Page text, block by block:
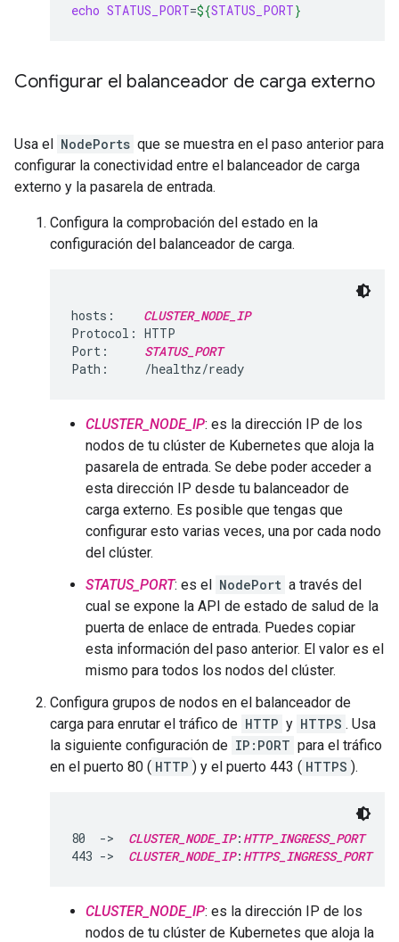
echo STATUS_PORT=${STATUS_PORT}
Configurar el balanceador de carga externo
Usa el NodePorts que se muestra en el paso anterior para
configurar la conectividad entre el balanceador de carga
externo y la pasarela de entrada.
Configura la comprobación del estado en la
configuración del balanceador de carga.
hosts: CLUSTER_NODE_IP
Protocol: HTTP
Port: STATUS_PORT
CLUSTER_NODE_IP: es la dirección IP de los
nodos de tu clúster de Kubernetes que aloja la
pasarela de entrada. Se debe poder acceder a
esta dirección IP desde tu balanceador de
carga externo. Es posible que tengas que
configurar esto varias veces, una por cada nodo
del clúster.
STATUS_PORT: es el NodePort a través del
cual se expone la API de estado de salud de la
puerta de enlace de entrada. Puedes copiar
esta información del paso anterior. El valor es el
mismo para todos los nodos del clúster.
Configura grupos de nodos en el balanceador de
carga para enrutar el tráfico de HTTP y HTTPS . Usa
la siguiente configuración de IP:PORT para el tráfico
en el puerto 80 ( HTTP ) y el puerto 443 ( HTTPS ).
80  -> CLUSTER_NODE_IP: HTTP_INGRESS_PORT
443 -> CLUSTER_NODE_IP: HTTPS_INGRESS_PORT
CLUSTER_NODE_IP: es la dirección IP de los
nodos de tu clúster de Kubernetes que aloja la